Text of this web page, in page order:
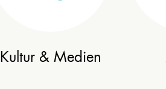
Kultur & Medien